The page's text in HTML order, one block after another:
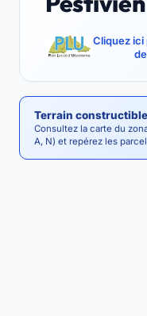
Cliquez ici
Terrain
Consultez la carte du
A, N) et repérez les